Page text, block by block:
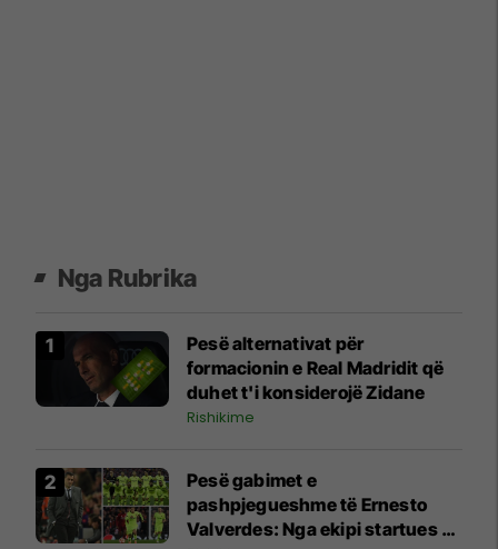
Nga Rubrika
Pesë alternativat për
formacionin e Real Madridit që
duhet t'i konsiderojë Zidane
Rishikime
Pesë gabimet e
pashpjegueshme të Ernesto
Valverdes: Nga ekipi startues e